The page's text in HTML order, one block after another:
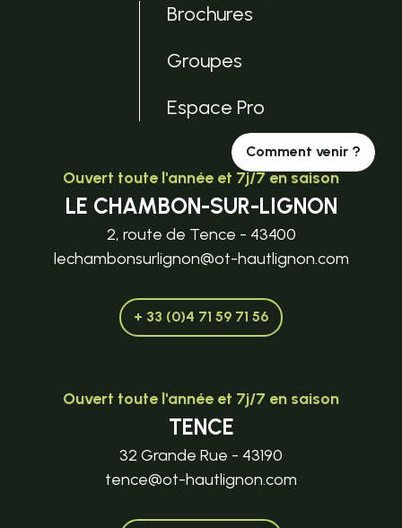
Brochures
Groupes
Espace Pro
Comment venir ?
Ouvert toute l'année et 7j/7 en saison
LE CHAMBON-SUR-LIGNON
2, route de Tence - 43400
lechambonsurlignon@ot-hautlignon.com
+ 33 (0)4 71 59 71 56
Ouvert toute l'année et 7j/7 en saison
TENCE
32 Grande Rue - 43190
tence@ot-hautlignon.com